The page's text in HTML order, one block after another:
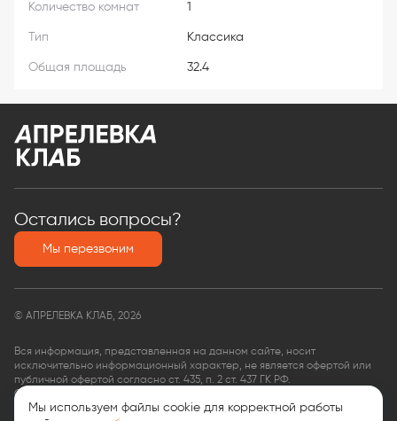
Количество комнат 1
Тип Классика
Общая площадь 32.4
Остались вопросы?
Мы перезвоним
© АПРЕЛЕВКА КЛАБ, 2026
Вся информация, представленная на данном сайте, носит
исключительно информационный характер, не является офертой или
публичной офертой согласно ст. 435, п. 2 ст. 437 ГК РФ.
ООО «КФ Финансовые услуги»,
ОГРН: 1135074008563,
Мы используем файлы cookie для корректной работы